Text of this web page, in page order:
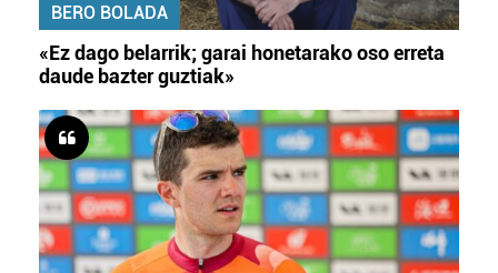
BERO BOLADA
«Ez dago belarrik; garai honetarako oso erreta
daude bazter guztiak»